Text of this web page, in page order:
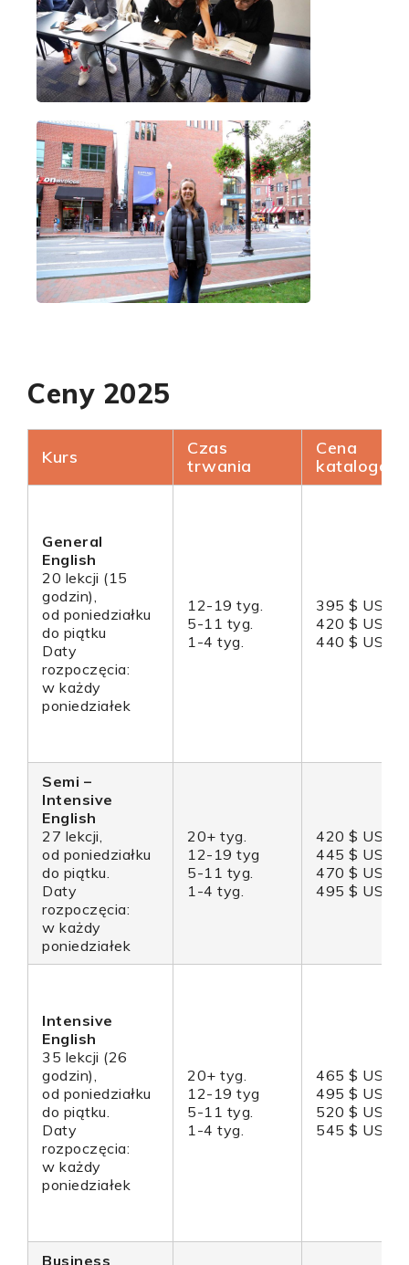
Ceny 2025
Kurs
Czas
trwania
Cena
General
English
20 lekcji (15
godzin),
od poniedziałku
do piątku
Daty
rozpoczęcia:
w każdy
poniedziałek
12-19 tyg.
5-11 tyg.
1-4 tyg.
395 $ USD
420 $ USD
440 $ USD
Semi –
Intensive
English
27 lekcji,
od poniedziałku
do piątku.
Daty
rozpoczęcia:
w każdy
poniedziałek
20+ tyg.
12-19 tyg
5-11 tyg.
1-4 tyg.
420 $ USD
445 $ USD
470 $ USD
495 $ USD
Intensive
English
35 lekcji (26
godzin),
od poniedziałku
do piątku.
Daty
rozpoczęcia:
w każdy
poniedziałek
20+ tyg.
12-19 tyg
5-11 tyg.
1-4 tyg.
465 $ USD
495 $ USD
520 $ USD
545 $ USD
Business